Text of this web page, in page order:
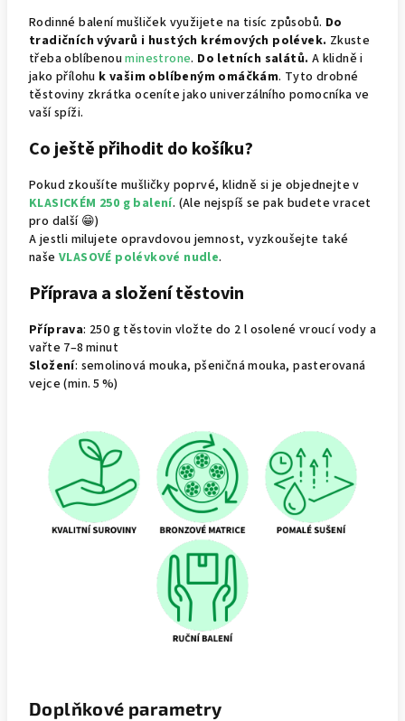
Rodinné balení mušliček využijete na tisíc způsobů. Do
tradičních vývarů i hustých krémových polévek. Zkuste
třeba oblíbenouminestrone. Do letních salátů. A klidně i
jako přílohu k vašim oblíbeným omáčkám. Tyto drobné
těstoviny zkrátka oceníte jako univerzálního pomocníka ve
vaší spíži.
Co ještě přihodit do košíku?
Pokud zkoušíte mušličky poprvé, klidně si je objednejte v
KLASICKÉM 250 g balení. (Ale nejspíš se pak budete vracet
pro další 😁)
A jestli milujete opravdovou jemnost, vyzkoušejte také
naše VLASOVÉ polévkové nudle.
Příprava a složení těstovin
Příprava: 250 g těstovin vložte do 2 l osolené vroucí vody a
vařte 7–8 minut
Složení: semolinová mouka, pšeničná mouka, pasterovaná
vejce (min. 5 %)
Doplňkové parametry